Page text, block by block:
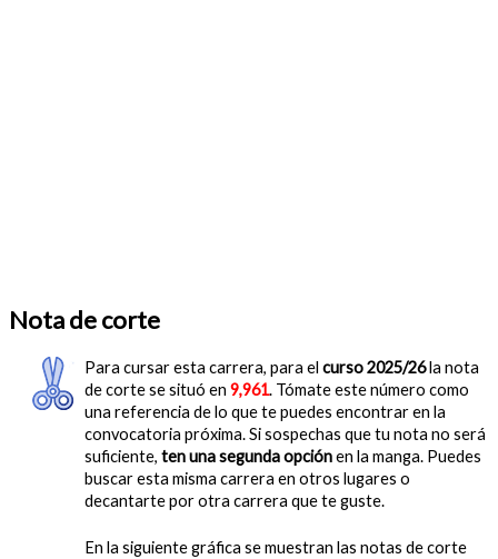
Nota de corte
Para cursar esta carrera, para el curso 2025/26la nota
de corte se situó en 9,961. Tómate este número como
una referencia de lo que te puedes encontrar en la
convocatoria próxima. Si sospechas que tu nota no será
suficiente, ten una segunda opciónen la manga. Puedes
buscar esta misma carrera en otros lugares o
decantarte por otra carrera que te guste.
En la siguiente gráfica se muestran las notas de corte